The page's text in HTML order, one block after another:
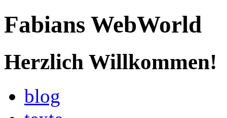
Fabians WebWorld
Herzlich Willkommen!
blog